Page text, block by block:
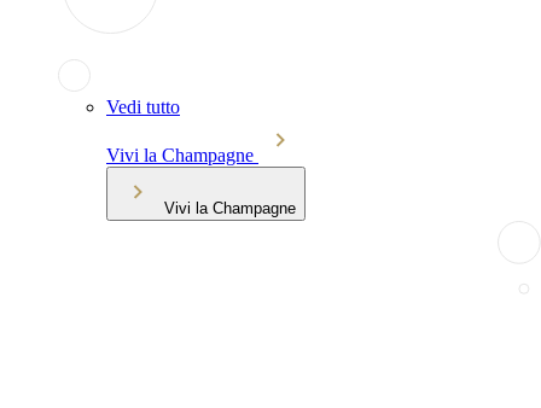
Vedi tutto
Vivi la Champagne
Vivi la Champagne